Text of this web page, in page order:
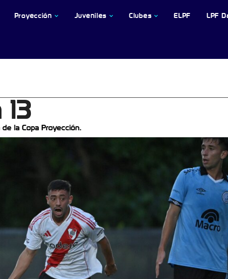
Proyección Juveniles Clubes ELPF LPF
la Copa Proyección.